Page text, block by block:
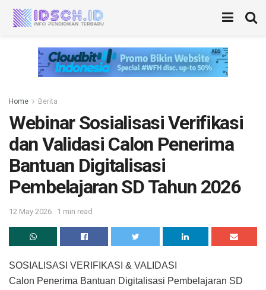
Home Berita
Webinar Sosialisasi Verifikasi
dan Validasi Calon Penerima
Bantuan Digitalisasi
Pembelajaran SD Tahun 2026
12 May 2026 1 min read
SOSIALISASI VERIFIKASI & VALIDASI
Calon Penerima Bantuan Digitalisasi Pembelajaran SD